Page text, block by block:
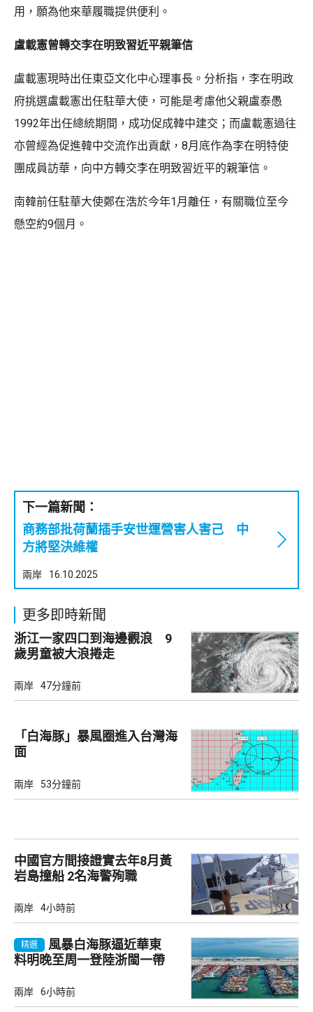
用，願為他來華履職提供便利。
盧載憲曾轉交李在明致習近平親筆信
盧載憲現時出任東亞文化中心理事長。分析指，李在明政
府挑選盧載憲出任駐華大使，可能是考慮他父親盧泰愚
1992年出任總統期間，成功促成韓中建交；而盧載憲過往
亦曾經為促進韓中交流作出貢獻，8月底作為李在明特使
團成員訪華，向中方轉交李在明致習近平的親筆信。
南韓前任駐華大使鄭在浩於今年1月離任，有關職位至今
懸空約9個月。
下一篇新聞：
商務部批荷蘭插手安世運營害人害己 中
方將堅決維權
兩岸 16.10.2025
更多即時新聞
浙江一家四口到海邊觀浪 9
歲男童被大浪捲走
兩岸 47分鐘前
「白海豚」暴風圈進入台灣海
面
兩岸 53分鐘前
中國官方間接證實去年8月黃
岩島撞船 2名海警殉職
兩岸 4小時前
精選
風暴白海豚逼近華東
料明晚至周一登陸浙閩一帶
兩岸 6小時前